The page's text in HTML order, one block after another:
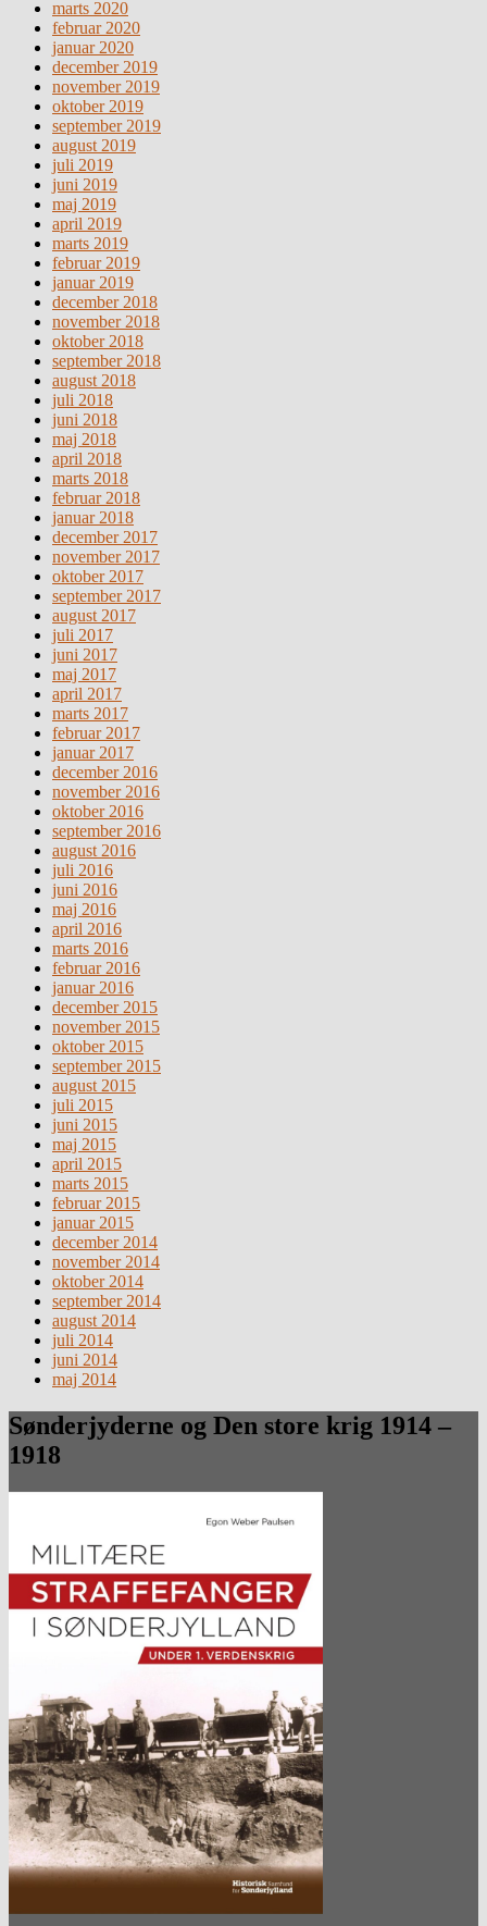
marts 2020
februar 2020
januar 2020
december 2019
november 2019
oktober 2019
september 2019
august 2019
juli 2019
juni 2019
maj 2019
april 2019
marts 2019
februar 2019
januar 2019
december 2018
november 2018
oktober 2018
september 2018
august 2018
juli 2018
juni 2018
maj 2018
april 2018
marts 2018
februar 2018
januar 2018
december 2017
november 2017
oktober 2017
september 2017
august 2017
juli 2017
juni 2017
maj 2017
april 2017
marts 2017
februar 2017
januar 2017
december 2016
november 2016
oktober 2016
september 2016
august 2016
juli 2016
juni 2016
maj 2016
april 2016
marts 2016
februar 2016
januar 2016
december 2015
november 2015
oktober 2015
september 2015
august 2015
juli 2015
juni 2015
maj 2015
april 2015
marts 2015
februar 2015
januar 2015
december 2014
november 2014
oktober 2014
september 2014
august 2014
juli 2014
juni 2014
maj 2014
Sønderjyderne og Den store krig 1914 –
1918